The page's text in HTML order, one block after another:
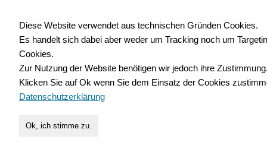
für Handwerk,
Diese Website verwendet aus technischen Gründen Cookies.
Es handelt sich dabei aber weder um Tracking noch um
Cookies.
Zur Nutzung der Website benötigen wir jedoch ihre
Klicken Sie auf Ok wenn Sie dem Einsatz der Cookies
Datenschutzerklärung
Ok, ich stimme zu.